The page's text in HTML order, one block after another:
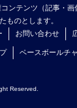
ンテンツ（記事・
ものとします。
お問い合わせ
ベースボールチ
Reserved.